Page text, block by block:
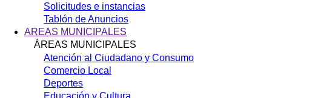
Solicitudes e instancias
Tablón de Anuncios
AREAS MUNICIPALES
ÁREAS MUNICIPALES
Atención al Ciudadano y Consumo
Comercio Local
Deportes
Educación y Cultura